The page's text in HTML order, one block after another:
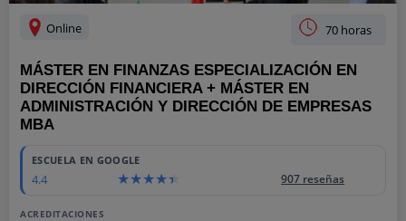
Online 70 horas
MÁSTER EN FINANZAS ESPECIALIZACIÓN EN
DIRECCIÓN FINANCIERA + MÁSTER EN
ADMINISTRACIÓN Y DIRECCIÓN DE EMPRESAS
MBA
ESCUELA EN GOOGLE
4.4 907 reseñas
ACREDITACIONES